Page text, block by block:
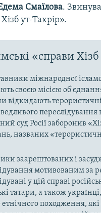
Смаїлова.
ут-Тахрір».
«справи
міжнародної
своєю місією
відкидають
переслідування
суд Росії заборонив
названих
заарештованих і
мотивованим за
у цій справі
татари, а також
походження,